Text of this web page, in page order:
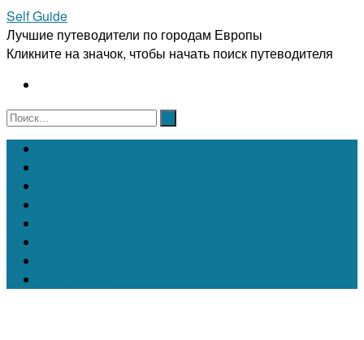
Self Guide
Лучшие путеводители по городам Европы
Кликните на значок, чтобы начать поиск путеводителя